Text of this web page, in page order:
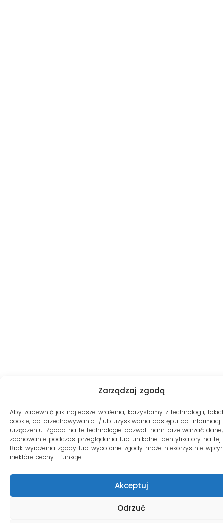
Zarządzaj zgodą
Aby zapewnić jak najlepsze wrażenia, korzystamy z technologii,
cookie, do przechowywania i/lub uzyskiwania dostępu do
urządzeniu. Zgoda na te technologie pozwoli nam przetwarzać
zachowanie podczas przeglądania lub unikalne identyfikatory na tej
Brak wyrażenia zgody lub wycofanie zgody może niekorzystnie
niektóre cechy i funkcje.
Akceptuj
Odrzuć